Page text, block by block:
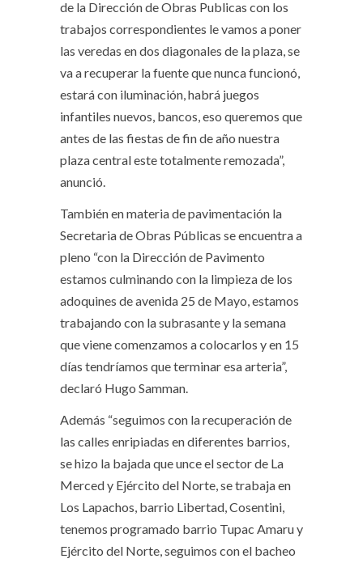
de la Dirección de Obras Publicas con los
trabajos correspondientes le vamos a poner
las veredas en dos diagonales de la plaza, se
va a recuperar la fuente que nunca funcionó,
estará con iluminación, habrá juegos
infantiles nuevos, bancos, eso queremos que
antes de las fiestas de fin de año nuestra
plaza central este totalmente remozada”,
anunció.
También en materia de pavimentación la
Secretaria de Obras Públicas se encuentra a
pleno “con la Dirección de Pavimento
estamos culminando con la limpieza de los
adoquines de avenida 25 de Mayo, estamos
trabajando con la subrasante y la semana
que viene comenzamos a colocarlos y en 15
días tendríamos que terminar esa arteria”,
declaró Hugo Samman.
Además “seguimos con la recuperación de
las calles enripiadas en diferentes barrios,
se hizo la bajada que unce el sector de La
Merced y Ejército del Norte, se trabaja en
Los Lapachos, barrio Libertad, Cosentini,
tenemos programado barrio Tupac Amaru y
Ejército del Norte, seguimos con el bacheo